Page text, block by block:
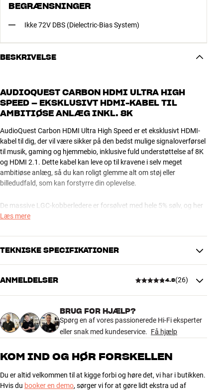
BEGRÆNSNINGER
Ikke 72V DBS (Dielectric-Bias System)
BESKRIVELSE
AUDIOQUEST CARBON HDMI ULTRA HIGH
SPEED – EKSKLUSIVT HDMI-KABEL TIL
AMBITIØSE ANLÆG INKL. 8K
AudioQuest Carbon HDMI Ultra High Speed er et eksklusivt HDMI-
kabel til dig, der vil være sikker på den bedst mulige signaloverførsel
til musik, gaming og hjemmebio, inklusive fuld understøttelse af 8K
og HDMI 2.1. Dette kabel kan leve op til kravene i selv meget
ambitiøse anlæg, så du kan roligt glemme alt om støj eller
billedudfald, som kan forstyrre din oplevelse.
De massive LGC-kobberledere er forsølvet med hele 5% sølv, og her
får du også en eksklusiv 3-lags version af AudioQuests unikke NDS-
digitale datastrøm mod indstråling af RF-støj. Kontaktfladerne er
forsølvet direkte oven på kobberet for optimal kontakt (Direct-
HDMI 2.1 OG 8K – NYE BILLEDMEDIER, NYE MULIGHEDER OG
NYE KRAV
HDMI-kablet overfører strømmen af højopløste lyd- og billeddata
receiver. Med HDMI 2.1 og 8K opløsning er det nødvendigt med et
billedkilde og TV.
Læs mere
TEKNISKE SPECIFIKATIONER
TILSLUTNINGER
Stik HDMI
PRODUKTDATA
Ethernet kompatibel
Ja
Noise-Dissipation System
Ja
Afskærmning
Ja
Retningsbestemt
Ja
ANMELDELSER 4.8(26)
4.8
5 23
BRUG FOR HJÆLP?
Spørg en af vores passionerede Hi-Fi eksperter
eller snak med kundeservice. Få hjælp
KOM IND OG HØR FORSKELLEN
Du er altid velkommen til at kigge forbi og høre det, vi har i butikken.
Hvis du booker en demo, sørger vi for at gøre lidt ekstra ud af